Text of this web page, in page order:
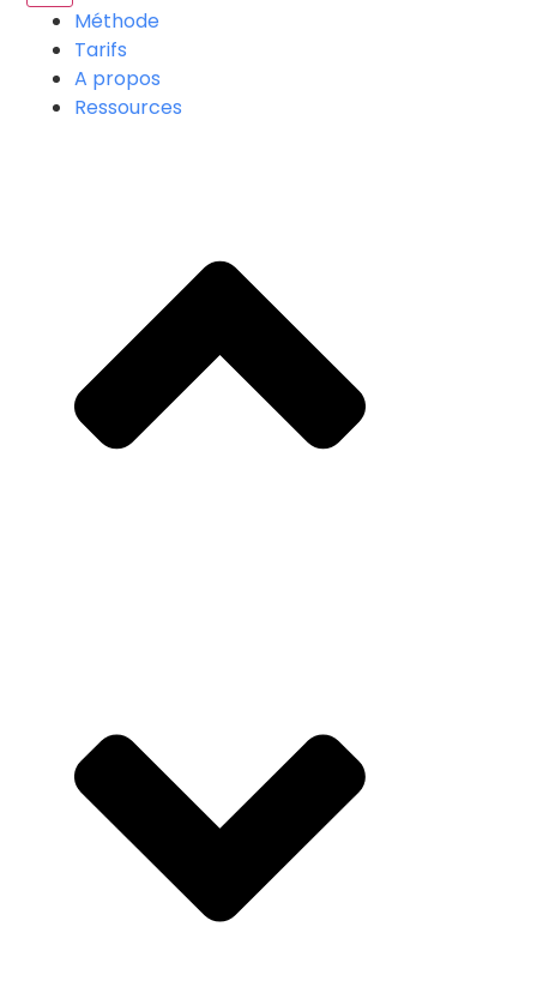
Méthode
Tarifs
A propos
Ressources